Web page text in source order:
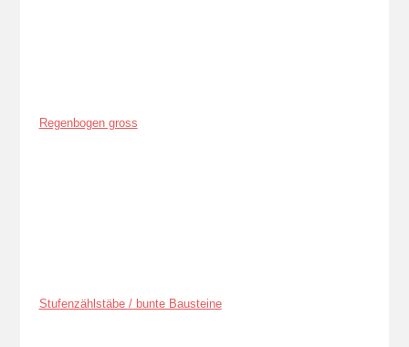
Regenbogen gross
Stufenzählstäbe / bunte Bausteine